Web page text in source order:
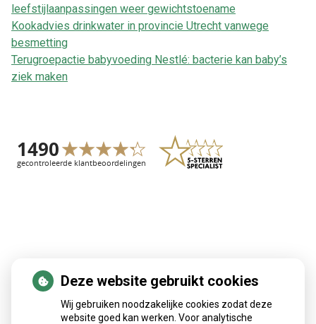
leefstijlaanpassingen weer gewichtstoename
Kookadvies drinkwater in provincie Utrecht vanwege
besmetting
Terugroepactie babyvoeding Nestlé: bacterie kan baby’s
ziek maken
Patiëntenomgeving
Deze website gebruikt cookies
Wij gebruiken noodzakelijke cookies zodat deze
website goed kan werken. Voor analytische